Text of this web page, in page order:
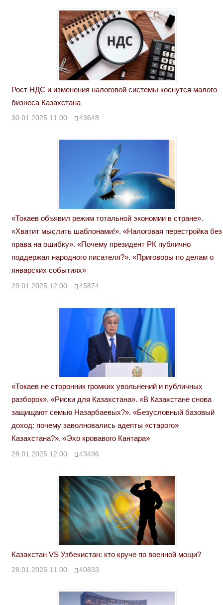
Рост НДС и изменения налоговой системы коснутся малого
бизнеса Казахстана
30.01.2025 11:00 43648
«Токаев объявил режим тотальной экономии в стране».
«Хватит мыслить шаблонами!». «Налоговая перестройка без
права на ошибку». «Почему президент РК публично
поддержал народного писателя?». «Приговоры по делам о
январских событиях»
29.01.2025 12:00 45874
«Токаев не сторонник громких увольнений и публичных
разборок». «Риски для Казахстана». «В Казахстане снова
защищают семью Назарбаевых?». «Безусловный базовый
доход: почему заволновались адепты «старого»
Казахстана?». «Эхо кровавого Кантара»
28.01.2025 12:00 43496
Казахстан VS Узбекистан: кто круче по военной мощи?
28.01.2025 11:00 40833